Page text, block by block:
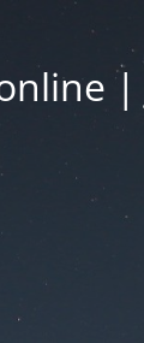
|